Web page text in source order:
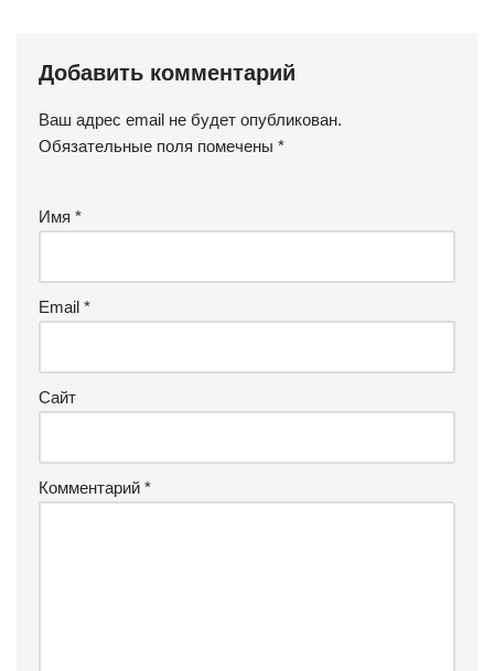
Добавить комментарий
Ваш адрес email не будет опубликован.
Обязательные поля помечены *
Имя *
Email *
Сайт
Комментарий *